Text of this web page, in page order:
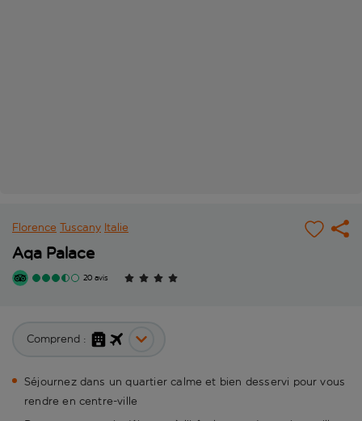
Florence Tuscany Italie
Aqa Palace
20 avis
Comprend :
Séjournez dans un quartier calme et bien desservi pour vous
rendre en centre-ville